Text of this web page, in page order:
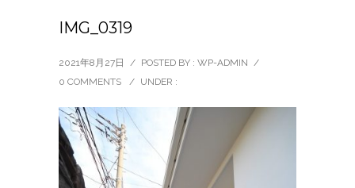
IMG_0319
2021年8月27日 / POSTED BY : WP-ADMIN /
0 COMMENTS
/ UNDER :